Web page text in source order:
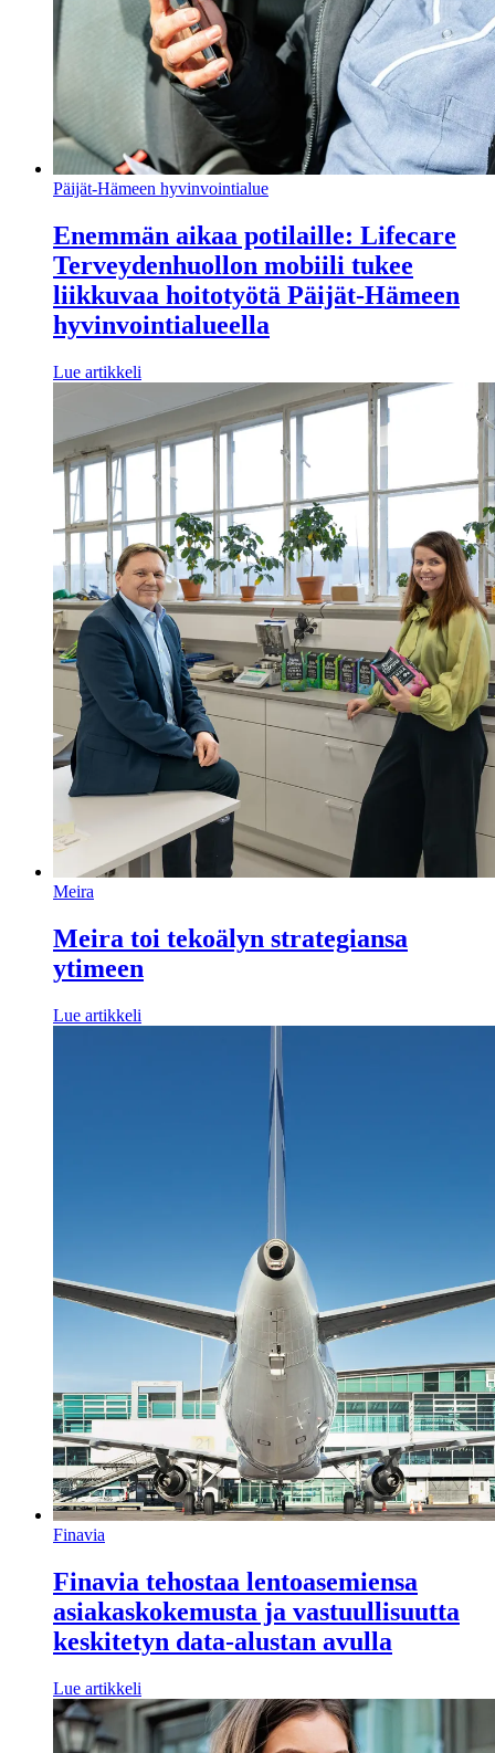
Päijät-Hämeen hyvinvointialue
Enemmän aikaa potilaille: Lifecare
Terveydenhuollon mobiili tukee
liikkuvaa hoitotyötä Päijät-Hämeen
hyvinvointialueella
Lue artikkeli
Meira
Meira toi tekoälyn strategiansa
ytimeen
Lue artikkeli
Finavia
Finavia tehostaa lentoasemiensa
asiakaskokemusta ja vastuullisuutta
keskitetyn data-alustan avulla
Lue artikkeli